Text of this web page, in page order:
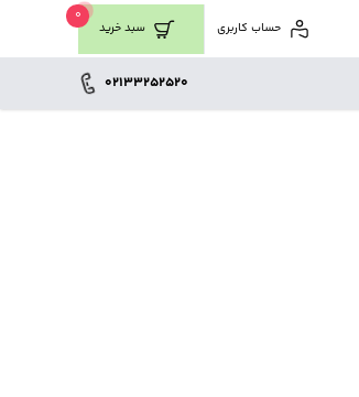
سبد خرید
0
حساب کاربری
02133252520